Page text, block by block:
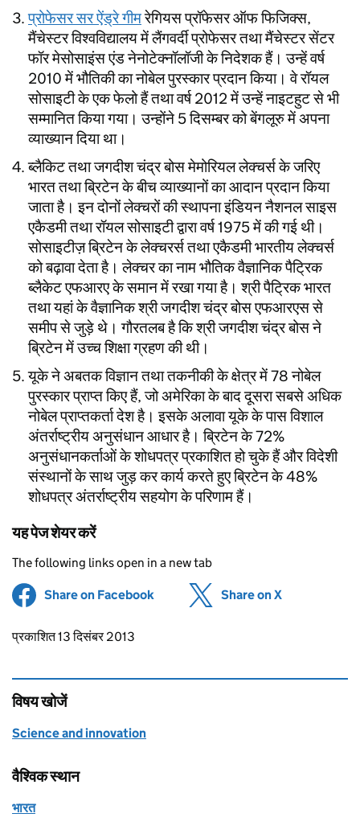
प्रोफेसर सर ऐंड्रे गीमरेगियस प्रॉफेसर ऑफ फिजिक्स,
मैंचेस्टर विश्वविद्यालय में लैंगवर्दी प्रोफेसर तथा मैंचेस्टर सेंटर
फॉर मेसोसाइंस एंड नेनोटेक्नॉलॉजी के निदेशक हैं। उन्हें वर्ष
2010 में भौतिकी का नोबेल पुरस्कार प्रदान किया। वे रॉयल
सोसाइटी के एक फेलो हैं तथा वर्ष 2012 में उन्हें नाइटहुट से भी
सम्मानित किया गया। उन्होंने 5 दिसम्बर को बेंगलूरु में अपना
व्याख्यान दिया था।
ब्लैकिट तथा जगदीश चंद्र बोस मेमोरियल लेक्चर्स के जरिए
भारत तथा ब्रिटेन के बीच व्याख्यानों का आदान प्रदान किया
जाता है। इन दोनों लेक्चरों की स्थापना इंडियन नैशनल साइस
एकैडमी तथा रॉयल सोसाइटी द्वारा वर्ष 1975 में की गई थी।
सोसाइटीज़ ब्रिटेन के लेक्चरर्स तथा एकैडमी भारतीय लेक्चर्स
को बढ़ावा देता है। लेक्चर का नाम भौतिक वैज्ञानिक पैट्रिक
ब्लैकेट एफआरए के समान में रखा गया है। श्री पैट्रिक भारत
तथा यहां के वैज्ञानिक श्री जगदीश चंद्र बोस एफआरएस से
समीप से जुड़े थे। गौरतलब है कि श्री जगदीश चंद्र बोस ने
ब्रिटेन में उच्च शिक्षा ग्रहण की थी।
यूके ने अबतक विज्ञान तथा तकनीकी के क्षेत्र में 78 नोबेल
पुरस्कार प्राप्त किए हैं, जो अमेरिका के बाद दूसरा सबसे अधिक
नोबेल प्राप्तकर्ता देश है। इसके अलावा यूके के पास विशाल
अंतर्राष्ट्रीय अनुसंधान आधार है। ब्रिटेन के 72%
अनुसंधानकर्ताओं के शोधपत्र प्रकाशित हो चुके हैं और विदेशी
संस्थानों के साथ जुड़ कर कार्य करते हुए ब्रिटेन के 48%
शोधपत्र अंतर्राष्ट्रीय सहयोग के परिणाम हैं।
यह पेज शेयर करें
The following links open in a new tab
Share on Facebook (opens in new tab)
Share on X
Updates to this page
प्रकाशित 13 दिसंबर 2013
विषय खोजें
Science and innovation
वैश्विक स्थान
भारत